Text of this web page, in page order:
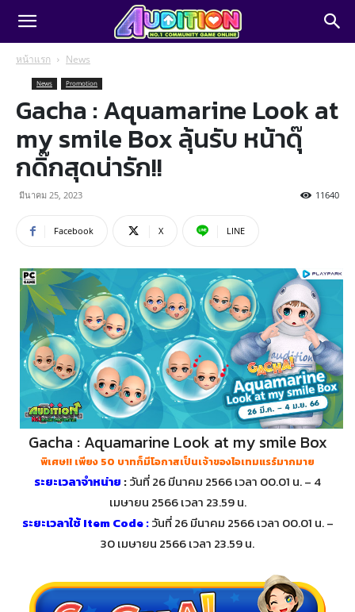
หน้าแรก News
News Promotion
Gacha : Aquamarine Look at
my smile Box ลุ้นรับ หน้าดุ๊
กดิ๊กสุดน่ารัก!!
มีนาคม 25, 2023 11640
Facebook X LINE
Gacha : Aquamarine Look at my smile Box
พิเศษ!! เพียง 50 บาทก็มีโอกาสเป็นเจ้าของไอเทมแรร์มากมาย
ระยะเวลาจำหน่าย :วันที่ 26 มีนาคม 2566 เวลา 00.01 น. – 4
เมษายน 2566 เวลา 23.59 น.
ระยะเวลาใช้ Item Code :วันที่ 26 มีนาคม 2566 เวลา 00.01 น. –
30 เมษายน 2566 เวลา 23.59 น.